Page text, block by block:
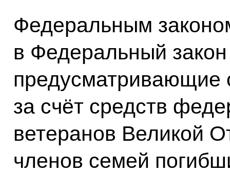
Федеральным
в Федеральный
предусматривающие
за счёт средств
ветеранов Великой
членов семей